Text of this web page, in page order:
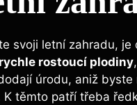
svoji letní zahradu, je
rychle rostoucí plodiny
úrodu, aniž byste
těmto patří třeba